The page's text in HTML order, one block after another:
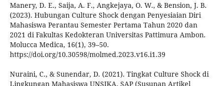
Manery, D. E., Saija, A. F., Angkejaya, O. W., & Bension, J. B.
(2023). Hubungan Culture Shock dengan Penyesiaian Diri
Mahasiswa Perantau Semester Pertama Tahun 2020 dan
2021 di Fakultas Kedokteran Universitas Pattimura Ambon.
Molucca Medica, 16(1), 39–50.
https://doi.org/10.30598/molmed.2023.v16.i1.39
Nuraini, C., & Sunendar, D. (2021). Tingkat Culture Shock di
Lingkungan Mahasiswa UNSIKA. SAP (Susunan Artikel